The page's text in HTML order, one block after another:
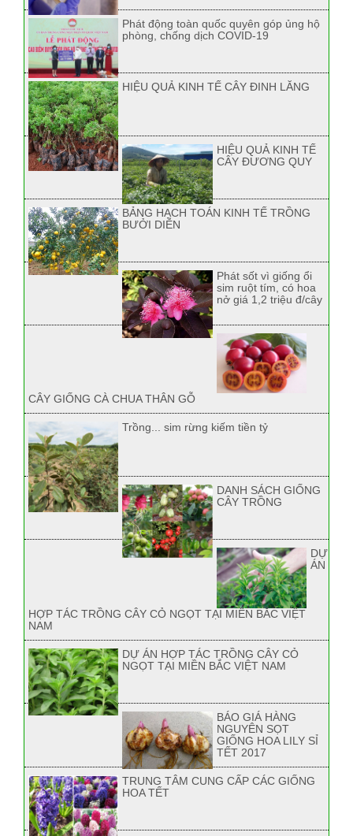
Phát động toàn quốc quyên góp ủng hộ
phòng, chống dịch COVID-19
HIỆU QUẢ KINH TẾ CÂY ĐINH LĂNG
HIỆU QUẢ KINH TẾ
CÂY ĐƯƠNG QUY
BẢNG HẠCH TOÁN KINH TẾ TRỒNG
BƯỞI DIỄN
Phát sốt vì giống ổi
sim ruột tím, có hoa
nở giá 1,2 triệu đ/cây
CÂY GIỐNG CÀ CHUA THÂN GỖ
Trồng... sim rừng kiếm tiền tỷ
DANH SÁCH GIỐNG
CÂY TRỒNG
DỰ
ÁN
HỢP TÁC TRỒNG CÂY CỎ NGỌT TẠI MIỀN BẮC VIỆT
NAM
DỰ ÁN HỢP TÁC TRỒNG CÂY CỎ
NGỌT TẠI MIỀN BẮC VIỆT NAM
BÁO GIÁ HÀNG
NGUYÊN SỌT
GIỐNG HOA LILY SỈ
TẾT 2017
TRUNG TÂM CUNG CẤP CÁC GIỐNG
HOA TẾT